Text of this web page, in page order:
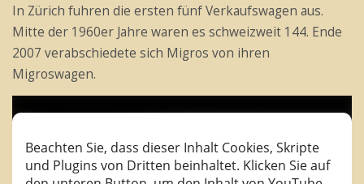
In Zürich fuhren die ersten fünf Verkaufswagen aus.
Mitte der 1960er Jahre waren es schweizweit 144. Ende
2007 verabschiedete sich Migros von ihren
Migroswagen.